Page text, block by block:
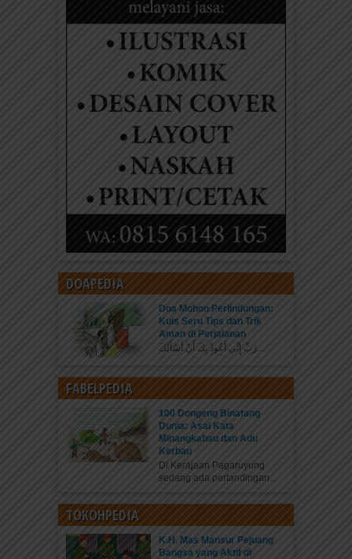
DOAPEDIA
Doa Mohon Perlindungan:
Kuis Seru Tips dan Trik
Aman di Perjalanan
رَبِّ إِنِّي أَعُوذُ بِكَ أَنْ أَسْأَلَكَ...
FABELPEDIA
100 Dongeng Binatang
Dunia: Asal Kata
Minangkabau dan Adu
Kerbau
Di Kerajaan Pagaruyung
sedang ada pertandingan...
TOKOHPEDIA
K.H. Mas Mansur Pejuang
Bangsa yang Aktif di